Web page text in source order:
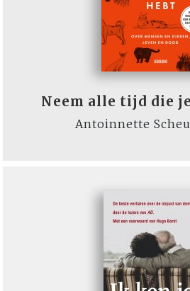
Neem alle tijd die
Antoinnette